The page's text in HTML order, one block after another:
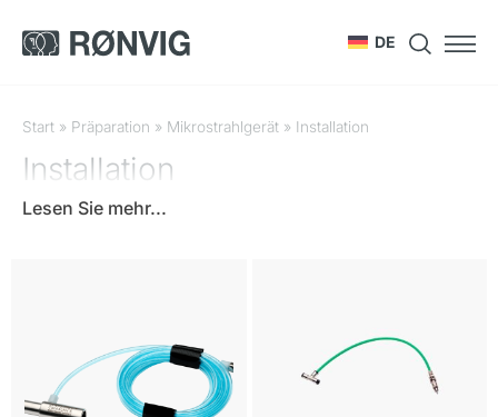
DE
Start » Präparation » Mikrostrahlgerät » Installation
Installation
Lesen Sie mehr...